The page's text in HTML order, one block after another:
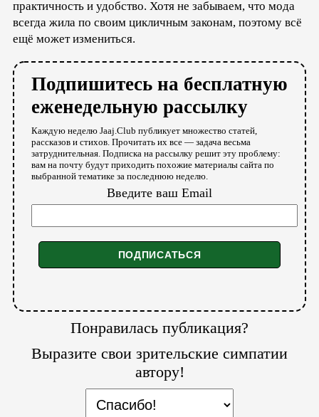
практичность и удобство. Хотя не забываем, что мода
всегда жила по своим цикличным законам, поэтому всё
ещё может измениться.
Подпишитесь на бесплатную
еженедельную рассылку
Каждую неделю Jaaj.Club публикует множество статей,
рассказов и стихов. Прочитать их все — задача весьма
затруднительная. Подписка на рассылку решит эту проблему:
вам на почту будут приходить похожие материалы сайта по
выбранной тематике за последнюю неделю.
Введите ваш Email
Понравилась публикация?
Выразите свои зрительские симпатии
автору!